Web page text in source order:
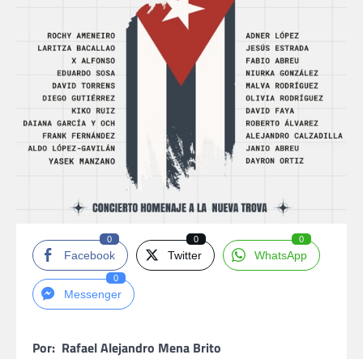
Facebook
0
Twitter
0
WhatsApp
0
Messenger
0
Por: Rafael Alejandro Mena Brito